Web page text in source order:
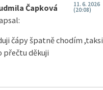
Čapková
11. 6. 2026
(20:08)
čápy špatně chodím ,taksi
přečtu děkuji